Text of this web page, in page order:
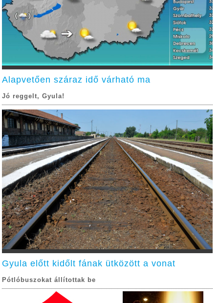
Alapvetően száraz idő várható ma
Jó reggelt, Gyula!
Gyula előtt kidőlt fának ütközött a vonat
Pótlóbuszokat állítottak be